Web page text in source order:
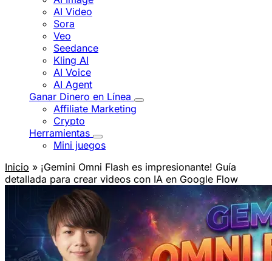
AI Video
Sora
Veo
Seedance
Kling AI
AI Voice
AI Agent
Ganar Dinero en Línea
Affiliate Marketing
Crypto
Herramientas
Mini juegos
Inicio » ¡Gemini Omni Flash es impresionante! Guía
detallada para crear videos con IA en Google Flow